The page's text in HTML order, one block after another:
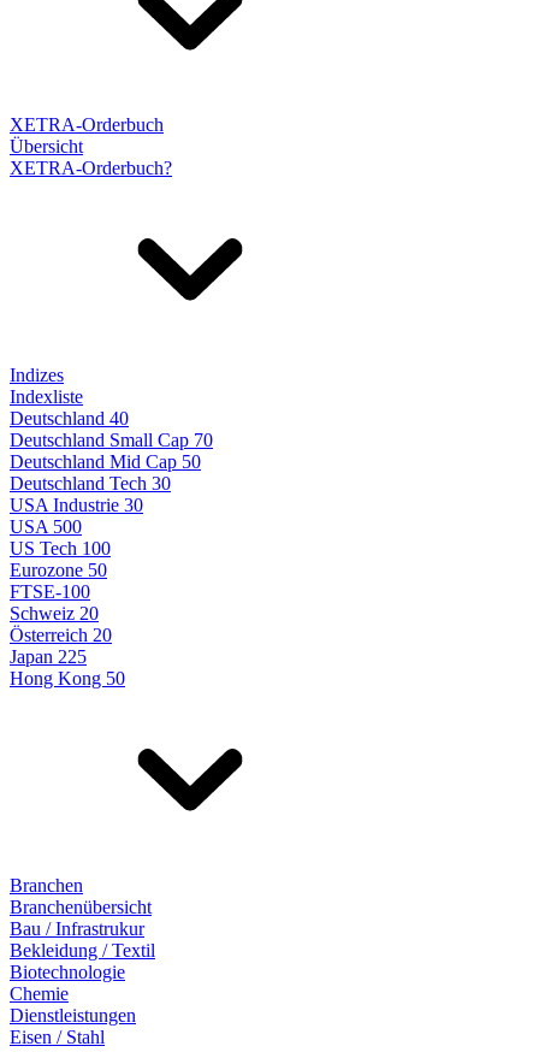
XETRA-Orderbuch
Übersicht
XETRA-Orderbuch?
Indizes
Indexliste
Deutschland 40
Deutschland Small Cap 70
Deutschland Mid Cap 50
Deutschland Tech 30
USA Industrie 30
USA 500
US Tech 100
Eurozone 50
FTSE-100
Schweiz 20
Österreich 20
Japan 225
Hong Kong 50
Branchen
Branchenübersicht
Bau / Infrastrukur
Bekleidung / Textil
Biotechnologie
Chemie
Dienstleistungen
Eisen / Stahl